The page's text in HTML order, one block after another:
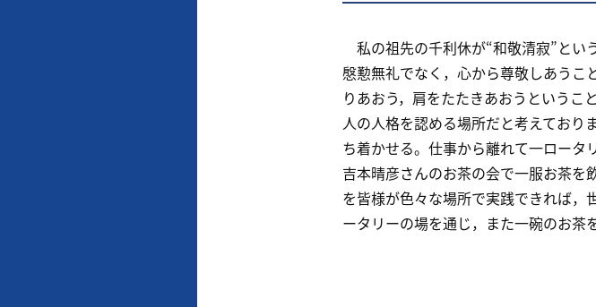
私の祖先の千利休が“和敬清寂”とい
慇懃無礼でなく，心から尊敬しあうこ
りあおう，肩をたたきあおうという
人の人格を認める場所だと考えており
ち着かせる。仕事から離れて一ロータ
吉本晴彦さんのお茶の会で一服お茶を
を皆様が色々な場所で実践できれば，
ータリーの場を通じ，また一碗のお茶